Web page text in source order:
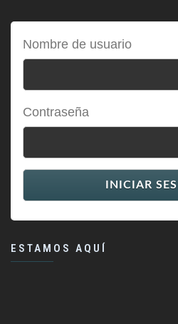
Nombre de usuario
Contraseña
ESTAMOS AQUÍ